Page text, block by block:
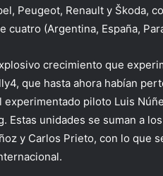
Peugeot, Renault y Škoda,
cuatro (Argentina, España,
crecimiento que
que hasta ahora habían
piloto Luis
Estas unidades se suman a
y Carlos Prieto, con lo que